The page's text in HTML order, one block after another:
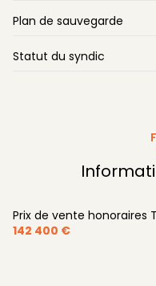
6 étage(s)
ascenseur
Plan de sauvegarde
Statut du syndic
Prix de vente honoraires
142 400 €